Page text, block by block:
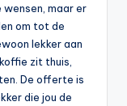
maar er
om tot de
lekker aan
zit thuis,
De offerte is
die jou de